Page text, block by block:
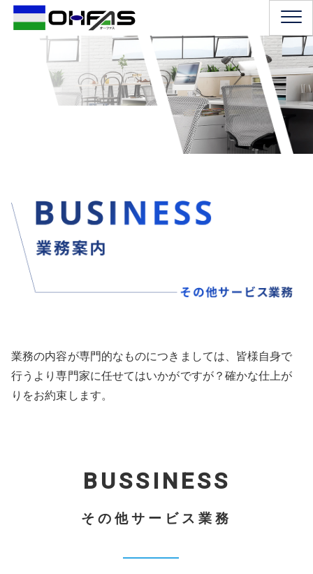
業務の内容が専門的なものにつきましては、皆様自身で
行うより専門家に任せてはいかがですが？確かな仕上が
りをお約束します。
BUSSINESS
その他サービス業務